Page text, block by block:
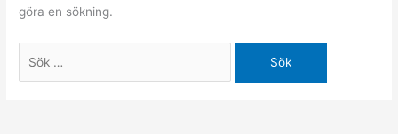
göra en sökning.
efter: